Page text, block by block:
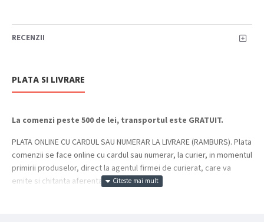
RECENZII
PLATA SI LIVRARE
La comenzi peste 500 de lei, transportul este GRATUIT.
PLATA ONLINE CU CARDUL SAU NUMERAR LA LIVRARE (RAMBURS). Plata
comenzii se face online cu cardul sau numerar, la curier, in momentul
primirii produselor, direct la agentul firmei de curierat, care va
emite si chitanta aferenta incasarii.